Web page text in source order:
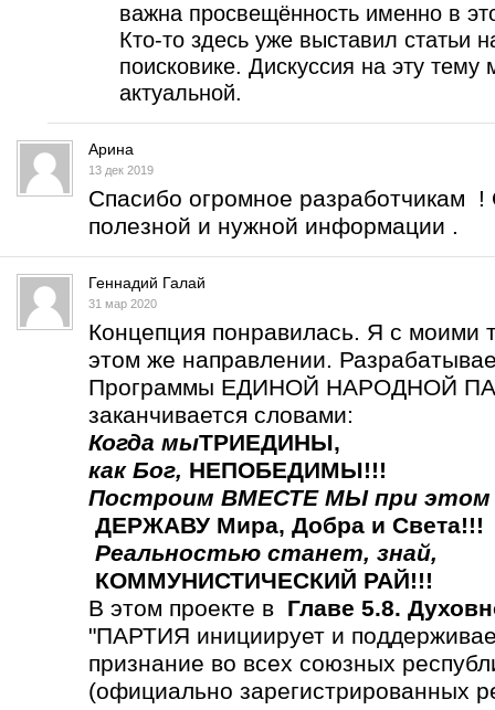
важна просвещённость именно в
Кто-то здесь уже выставил статьи
поисковике. Дискуссия на эту тему
актуальной.
Арина
13 дек 2019
Спасибо огромное разработчикам
полезной и нужной информации .
Геннадий Галай
31 мар 2020
Концепция понравилась. Я с моими
этом же направлении.
Программы ЕДИНОЙ НАРОДНОЙ
заканчивается словами:
Когда мыТРИЕДИНЫ,
как Бог, НЕПОБЕДИМЫ!!!
Построим ВМЕСТЕ МЫ при этом
ДЕРЖАВУ Мира, Добра и Света!!!
Реальностью станет, знай,
КОММУНИСТИЧЕСКИЙ РАЙ!!!
В этом проекте в Главе 5.8.
"ПАРТИЯ инициирует и
признание во всех союзных
(официально зарегистрированных